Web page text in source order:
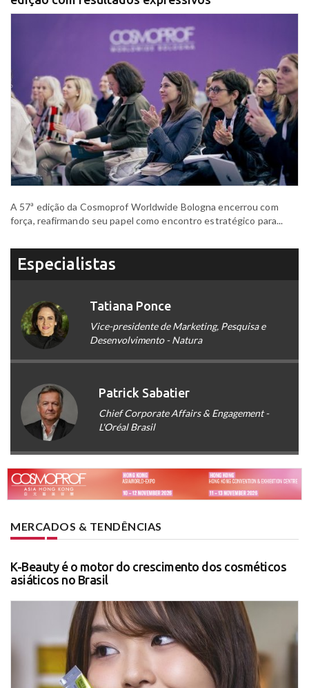
A 57ª edição da Cosmoprof Worldwide Bologna encerrou com
força, reafirmando seu papel como encontro estratégico para...
Especialistas
Tatiana Ponce
Vice-presidente de Marketing, Pesquisa e
Desenvolvimento - Natura
Patrick Sabatier
Chief Corporate Affairs & Engagement -
L'Oréal Brasil
MERCADOS & TENDÊNCIAS
K-Beauty é o motor do crescimento dos cosméticos
asiáticos no Brasil